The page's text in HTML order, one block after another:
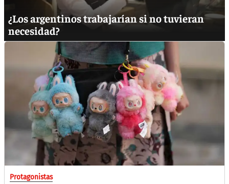
¿Los argentinos trabajarían si no tuvieran
necesidad?
Protagonistas